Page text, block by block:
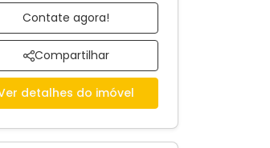
Contate agora!
Compartilhar
detalhes do imóvel